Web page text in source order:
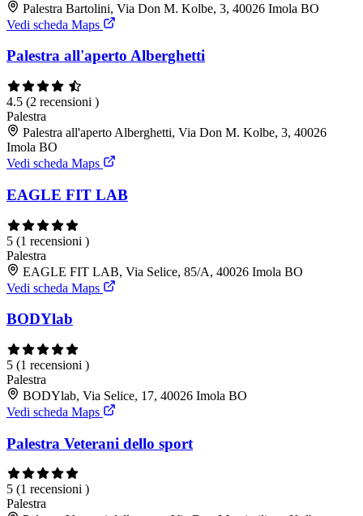
Palestra Bartolini, Via Don M. Kolbe, 3, 40026 Imola BO
Vedi scheda Maps
Palestra all'aperto Alberghetti
4.5 (2 recensioni )
Palestra
Palestra all'aperto Alberghetti, Via Don M. Kolbe, 3, 40026
Imola BO
Vedi scheda Maps
EAGLE FIT LAB
5 (1 recensioni )
Palestra
EAGLE FIT LAB, Via Selice, 85/A, 40026 Imola BO
Vedi scheda Maps
BODYlab
5 (1 recensioni )
Palestra
BODYlab, Via Selice, 17, 40026 Imola BO
Vedi scheda Maps
Palestra Veterani dello sport
5 (1 recensioni )
Palestra